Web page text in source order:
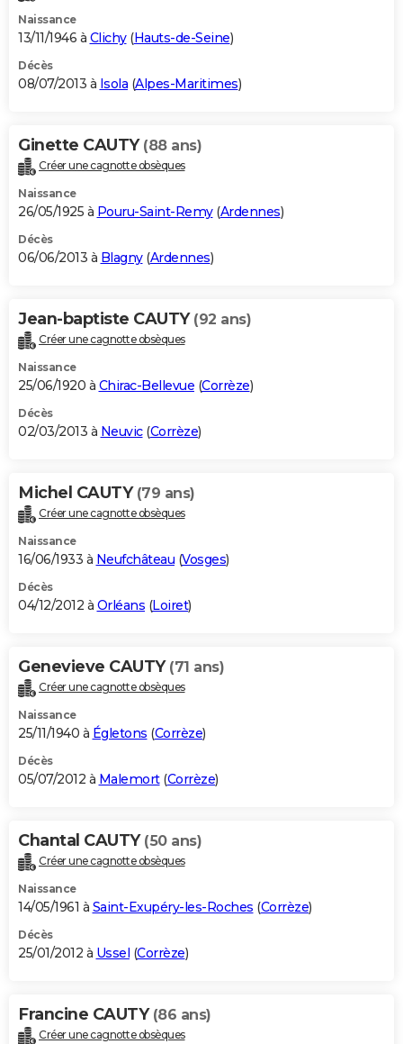
Naissance
13/11/1946 à Clichy(Hauts-de-Seine)
Décès
08/07/2013 à Isola (Alpes-Maritimes)
Ginette CAUTY (88 ans)
Créer une cagnotte obsèques
Naissance
26/05/1925 à Pouru-Saint-Remy(Ardennes)
Décès
06/06/2013 à Blagny(Ardennes)
Jean-baptiste CAUTY (92 ans)
Créer une cagnotte obsèques
Naissance
25/06/1920 à Chirac-Bellevue (Corrèze)
Décès
02/03/2013 à Neuvic(Corrèze)
Michel CAUTY (79 ans)
Créer une cagnotte obsèques
Naissance
16/06/1933 à Neufchâteau (Vosges)
Décès
04/12/2012 à Orléans (Loiret)
Genevieve CAUTY (71 ans)
Créer une cagnotte obsèques
Naissance
25/11/1940 à Égletons (Corrèze)
Décès
05/07/2012 à Malemort(Corrèze)
Chantal CAUTY (50 ans)
Créer une cagnotte obsèques
Naissance
14/05/1961 à Saint-Exupéry-les-Roches (Corrèze)
Décès
25/01/2012 à Ussel (Corrèze)
Francine CAUTY (86 ans)
Créer une cagnotte obsèques